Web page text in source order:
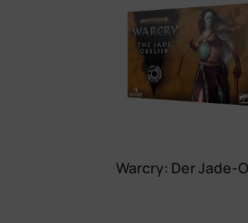
Warcry: Der Jade-